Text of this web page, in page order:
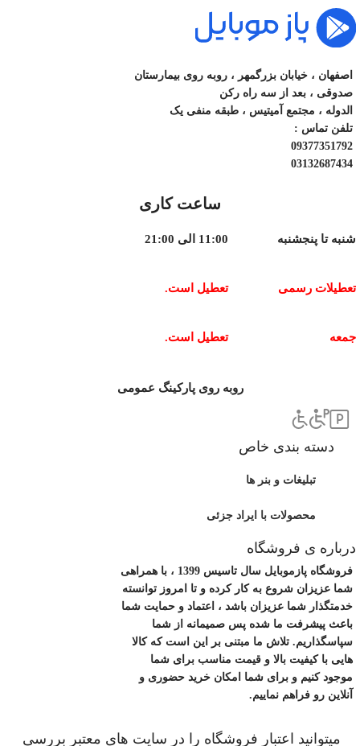
اصفهان ، خیابان بزرگمهر ، روبه روی بیمارستان
صدوقی ، بعد از سه راه رکن
الدوله ، مجتمع آمیتیس ، طبقه منفی یک
تلفن تماس :
09377351792
03132687434
ساعت کاری
شنبه تا پنجشنبه 11:00 الی 21:00
تعطیلات رسمی تعطیل است.
جمعه تعطیل است.
روبه روی پارکینگ عمومی
دسته بندی خاص
تبلیغات و بنر ها
محصولات با ایراد جزئی
درباره ی فروشگاه
فروشگاه پازموبایل سال تاسیس 1399 ، با همراهی
شما عزیزان شروع به کار کرده و تا امروز توانسته
خدمتگذار شما عزیزان باشد ، اعتماد و حمایت شما
باعث پیشرفت ما شده پس صمیمانه از شما
سپاسگذاریم. تلاش ما مبتنی بر این است که کالا
هایی با کیفیت بالا و قیمت مناسب برای شما
موجود کنیم و برای شما امکان خرید حضوری و
آنلاین رو فراهم نماییم.
میتوانید اعتبار فروشگاه را در سایت های معتبر بررسی